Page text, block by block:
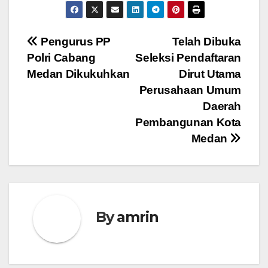
Navigasi
pos
Telah Dibuka
Seleksi Pendaftaran
Dirut Utama
Perusahaan Umum
Daerah
Pembangunan Kota
Medan
Pengurus PP
Polri Cabang
Medan Dikukuhkan
Byamrin